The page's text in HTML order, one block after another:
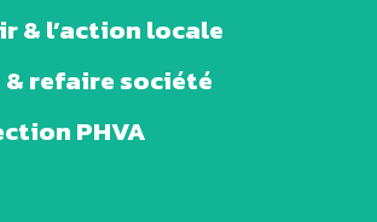
& l’action locale
refaire société
PHVA